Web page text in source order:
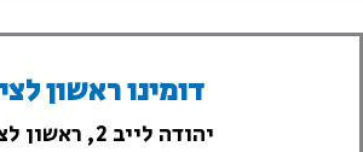
דומינו ראשון
יהודה לייב 2, ראשון לציון